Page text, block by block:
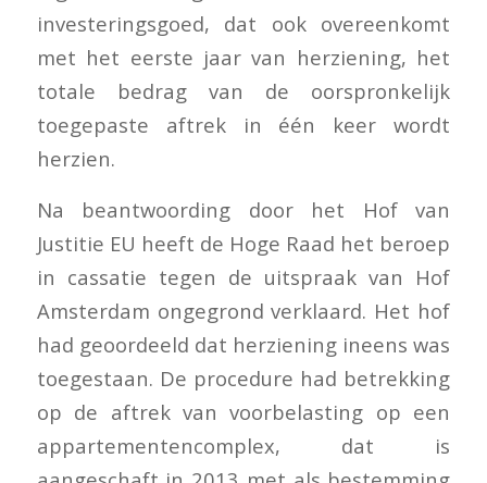
investeringsgoed, dat ook overeenkomt
met het eerste jaar van herziening, het
totale bedrag van de oorspronkelijk
toegepaste aftrek in één keer wordt
herzien.
Na beantwoording door het Hof van
Justitie EU heeft de Hoge Raad het beroep
in cassatie tegen de uitspraak van Hof
Amsterdam ongegrond verklaard. Het hof
had geoordeeld dat herziening ineens was
toegestaan. De procedure had betrekking
op de aftrek van voorbelasting op een
appartementencomplex, dat is